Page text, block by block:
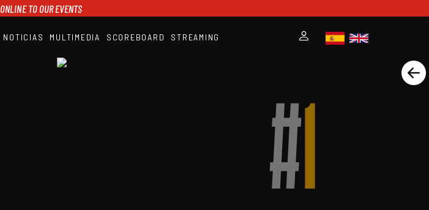
TO OUR EVENTS
NOTICIAS MULTIMEDIA SCOREBOARD STREAMING
#1